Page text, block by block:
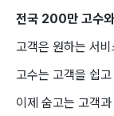
전국 200만 ​고수
고객은 원하는 ​서
고수는 고객을 쉽
이제 숨고는 고객